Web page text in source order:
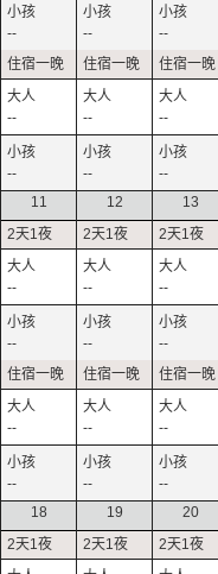
--
--
--
--
--
--
--
--
--
11
--
--
--
--
12
--
--
--
--
13
--
--
--
--
18
19 20